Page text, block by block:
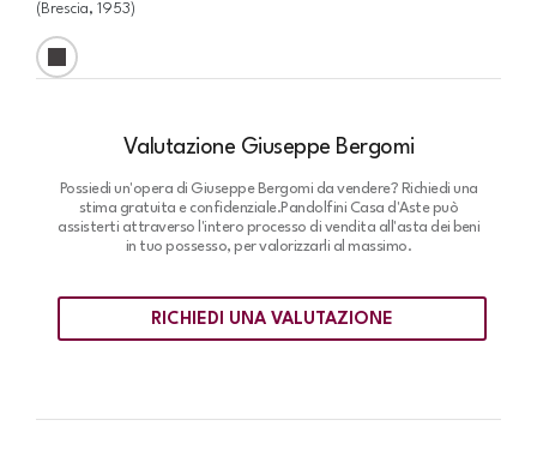
(Brescia, 1953)
Valutazione Giuseppe Bergomi
Possiedi un'opera di Giuseppe Bergomi da vendere? Richiedi una
stima gratuita e confidenziale.Pandolfini Casa d'Aste può
assisterti attraverso l'intero processo di vendita all'asta dei beni
in tuo possesso, per valorizzarli al massimo.
RICHIEDI UNA VALUTAZIONE